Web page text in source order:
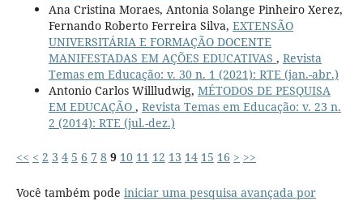
Ana Cristina Moraes, Antonia Solange Pinheiro Xerez,
Fernando Roberto Ferreira Silva, EXTENSÃO
UNIVERSITÁRIA E FORMAÇÃO DOCENTE
MANIFESTADAS EM AÇÕES EDUCATIVAS , Revista
Temas em Educação: v. 30 n. 1 (2021): RTE (jan.-abr.)
Antonio Carlos Willludwig, MÉTODOS DE PESQUISA
EM EDUCAÇÃO , Revista Temas em Educação: v. 23 n.
2 (2014): RTE (jul.-dez.)
<< < 2 3 4 5 6 7 8 9 10 11 12 13 14 15 16 > >>
Você também pode iniciar uma pesquisa avançada por